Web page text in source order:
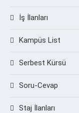
İş İlanları
Kampüs List
Serbest Kürsü
Soru-Cevap
Staj İlanları